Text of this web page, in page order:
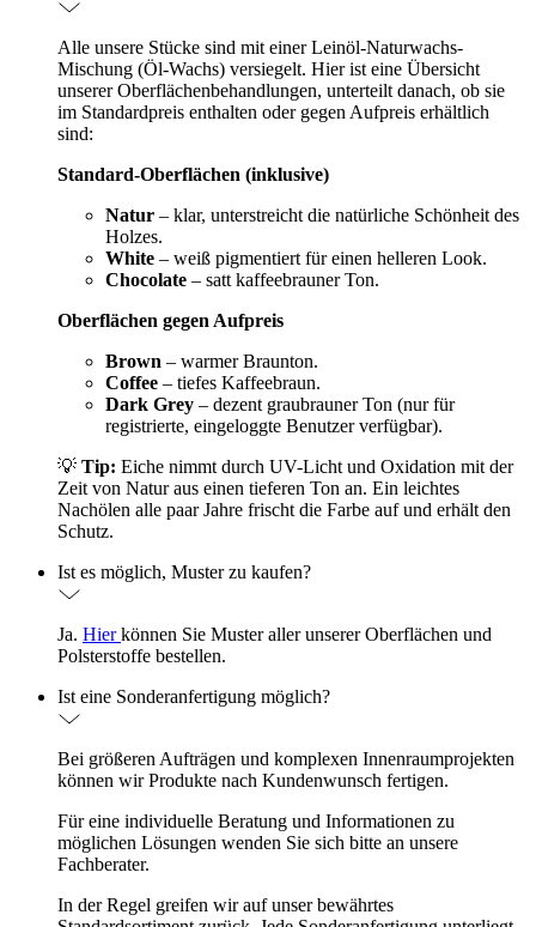
Alle unsere Stücke sind mit einer Leinöl-Naturwachs-
Mischung (Öl-Wachs) versiegelt. Hier ist eine Übersicht
unserer Oberflächenbehandlungen, unterteilt danach, ob sie
im Standardpreis enthalten oder gegen Aufpreis erhältlich
sind:
Standard-Oberflächen (inklusive)
Natur – klar, unterstreicht die natürliche Schönheit des
Holzes.
White – weiß pigmentiert für einen helleren Look.
Chocolate – satt kaffeebrauner Ton.
Oberflächen gegen Aufpreis
Brown – warmer Braunton.
Coffee – tiefes Kaffeebraun.
Dark Grey – dezent graubrauner Ton (nur für
registrierte, eingeloggte Benutzer verfügbar).
💡 Tip: Eiche nimmt durch UV-Licht und Oxidation mit der
Zeit von Natur aus einen tieferen Ton an. Ein leichtes
Nachölen alle paar Jahre frischt die Farbe auf und erhält den
Schutz.
Ist es möglich, Muster zu kaufen?
Ja. Hierkönnen Sie Muster aller unserer Oberflächen und
Polsterstoffe bestellen.
Ist eine Sonderanfertigung möglich?
Bei größeren Aufträgen und komplexen Innenraumprojekten
können wir Produkte nach Kundenwunsch fertigen.
Für eine individuelle Beratung und Informationen zu
möglichen Lösungen wenden Sie sich bitte an unsere
Fachberater.
In der Regel greifen wir auf unser bewährtes